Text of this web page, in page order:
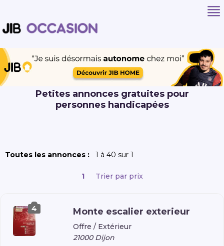
Petites annonces gratuites pour
personnes handicapées
Toutes les annonces : 1 à 40 sur 1
1 Trier par prix
4 Monte escalier exterieur
Offre / Extérieur
21000 Dijon